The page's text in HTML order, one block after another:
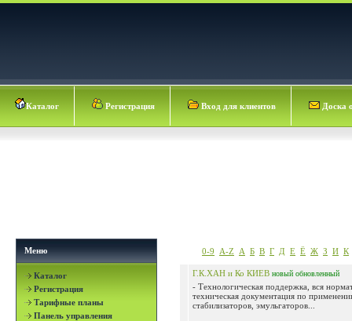
Каталог Регистрация Вход для клиентов Доска
Меню
Каталог
Регистрация
Тарифные планы
Панель управления
0-9 A-Z А Б В Г Д Е Ё Ж З И К
Г.К.ХАН и Ко КИЕВ новый обновленный
- Технологическая поддержка, вся
техническая документация по
стабилизаторов, эмульгаторов...